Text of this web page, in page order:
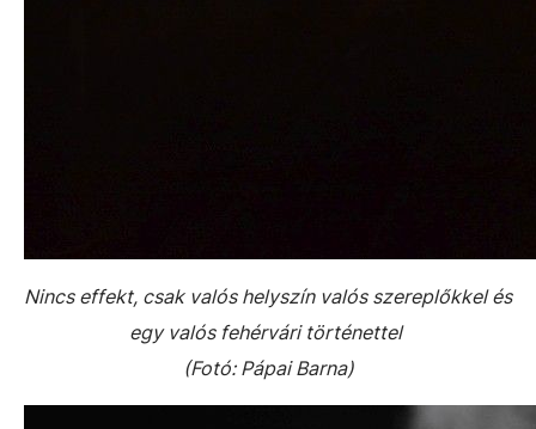
Nincs effekt, csak valós helyszín valós szereplőkkel és
egy valós fehérvári történettel
(Fotó: Pápai Barna)